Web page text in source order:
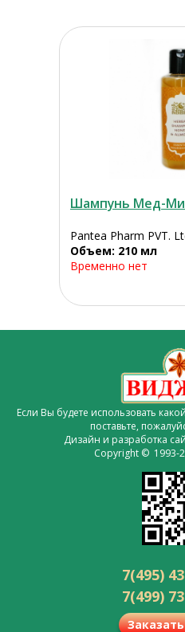
Шампунь Мед-
Pantea Pharm PVT.
Объем: 210 мл
Временно нет
Если Вы будете использовать
поставьте,
Дизайн и разработка
Copyright © 1993-
7(495)
7(499)